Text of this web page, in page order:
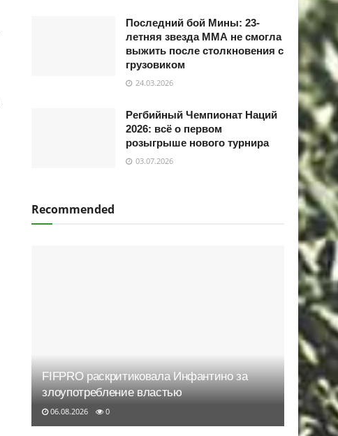
Последний бой Мины: 23-
летняя звезда ММА не смогла
выжить после столкновения с
грузовиком
24.03.2026
Регбийный Чемпионат Наций
2026: всё о первом
розыгрыше нового турнира
03.07.2026
Recommended
FIFPRO раскритиковала Инфантино за
злоупотребление властью
06.08.2026 0